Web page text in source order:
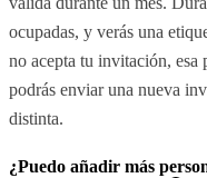
ocupadas, y verás una
no acepta tu invitación, esa
podrás enviar una nueva
distinta.
¿Puedo añadir más